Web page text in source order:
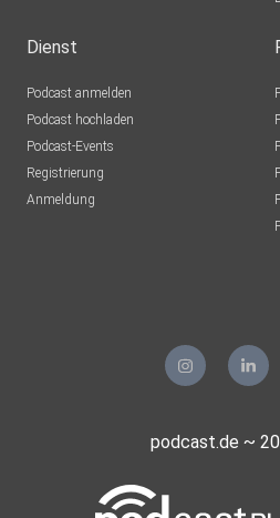
Dienst
Podcast anmelden
Podcast hochladen
Podcast-Events
Registrierung
Anmeldung
podcast.de ~